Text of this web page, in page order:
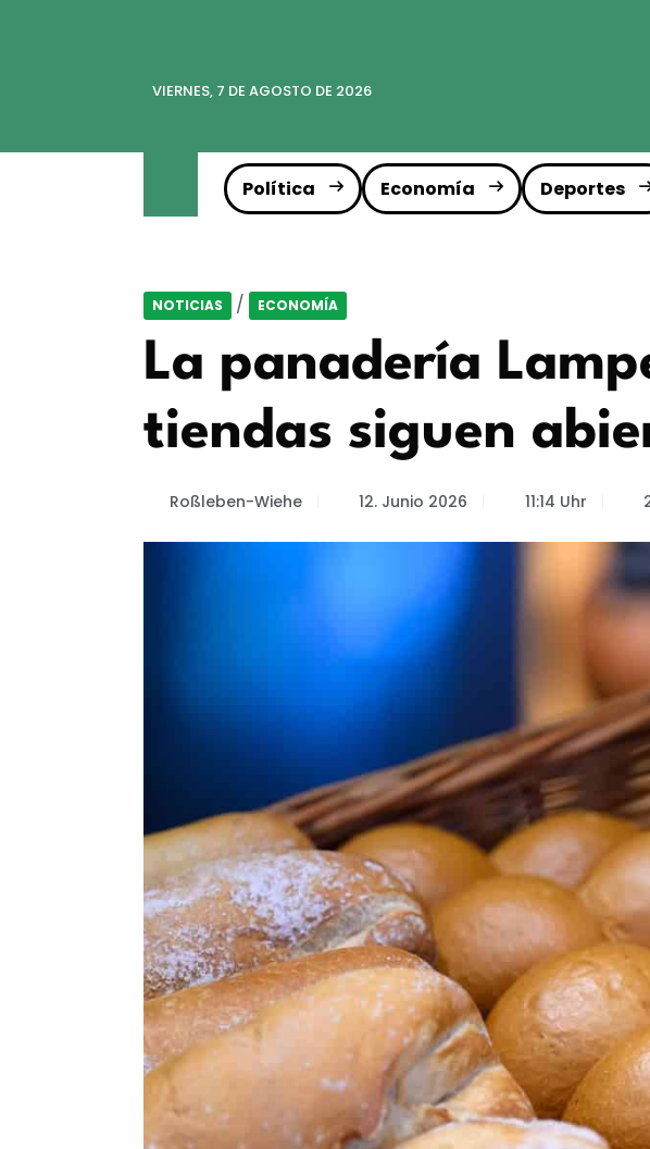
VIERNES, 7 DE AGOSTO DE 2026
Política Economía Deportes
NOTICIAS / ECONOMÍA
La panadería
tiendas siguen
Roßleben-Wiehe 12. Junio 2026 11:14 Uhr